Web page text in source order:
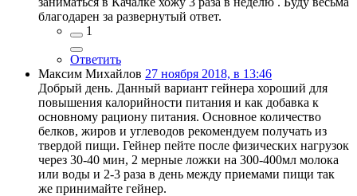
благодарен за развернутый ответ.
1
Ответить
Максим Михайлов 27 ноября 2018, в 13:46
Добрый день. Данный вариант гейнера хороший для
повышения калорийности питания и как добавка к
основному рациону питания. Основное количество
белков, жиров и углеводов рекомендуем получать из
твердой пищи. Гейнер пейте после физических нагрузок
через 30-40 мин, 2 мерные ложки на 300-400мл молока
или воды и 2-3 раза в день между приемами пищи так
же принимайте гейнер.